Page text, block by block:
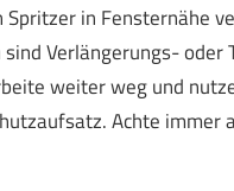
Spritzer in Fensternähe
Verlängerungs-
weiter weg und
Achte